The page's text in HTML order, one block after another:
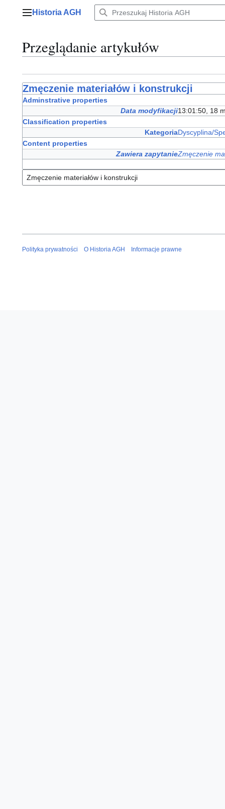
Menu główne
Historia AGH
Przeglądanie artykułów
Zmęczenie materiałów i konstrukcji
Adminstrative properties
Data modyfikacji13:01:50, 18
Classification properties
KategoriaDyscyplina/
Content properties
Zawiera zapytanieZmęczenie
Polityka prywatności O Historia AGH Informacje prawne